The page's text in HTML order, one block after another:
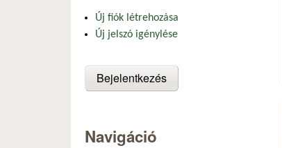
Új fiók létrehozása
Új jelszó igénylése
Navigáció